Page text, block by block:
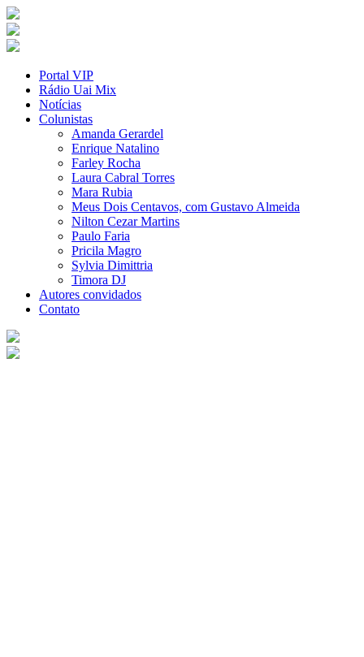
Portal VIP
Rádio Uai Mix
Notícias
Colunistas
Amanda Gerardel
Enrique Natalino
Farley Rocha
Laura Cabral Torres
Mara Rubia
Meus Dois Centavos, com Gustavo Almeida
Nilton Cezar Martins
Paulo Faria
Pricila Magro
Sylvia Dimittria
Timora DJ
Autores convidados
Contato